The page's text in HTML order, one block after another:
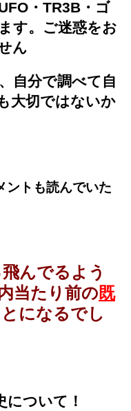
・TR3B・ゴ
す。ご迷惑をお
ん
自分で調べて自
大切ではないか
ントも読んでいた
んでるよう
当たり前の既
になるでし
について！